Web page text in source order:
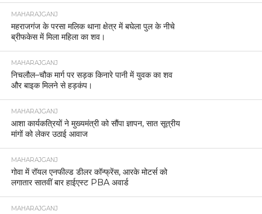
MAHARAJGANJ
महराजगंज के परसा मलिक थाना क्षेत्र में बघेला पुल के नीचे
ब्रीफकेस में मिला महिला का शव।
MAHARAJGANJ
निचलौल–चौक मार्ग पर सड़क किनारे पानी में युवक का शव
और बाइक मिलने से हड़कंप।
MAHARAJGANJ
आशा कार्यकत्रियों ने मुख्यमंत्री को सौंपा ज्ञापन, सात सूत्रीय
मांगों को लेकर उठाई आवाज
MAHARAJGANJ
गोवा में रॉयल एनफील्ड डीलर कॉन्फ्रेंस, आरके मोटर्स को
लगातार सातवीं बार हाईएस्ट PBA अवार्ड
MAHARAJGANJ